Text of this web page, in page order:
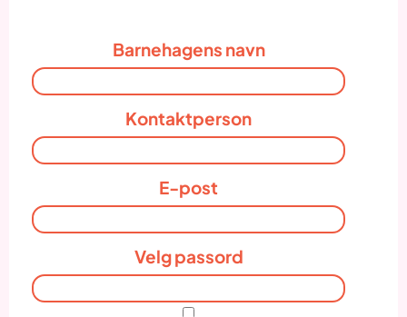
Barnehagens navn
Kontaktperson
E-post
Velg passord